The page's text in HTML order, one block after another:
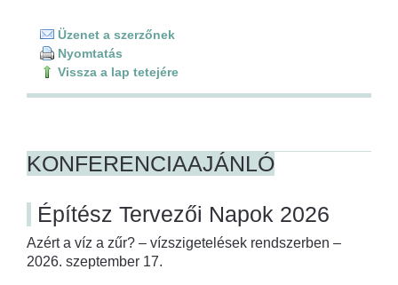
Üzenet a szerzőnek
Nyomtatás
Vissza a lap tetejére
KONFERENCIAAJÁNLÓ
Építész Tervezői Napok 2026
Azért a víz a zűr? – vízszigetelések rendszerben –
2026. szeptember 17.